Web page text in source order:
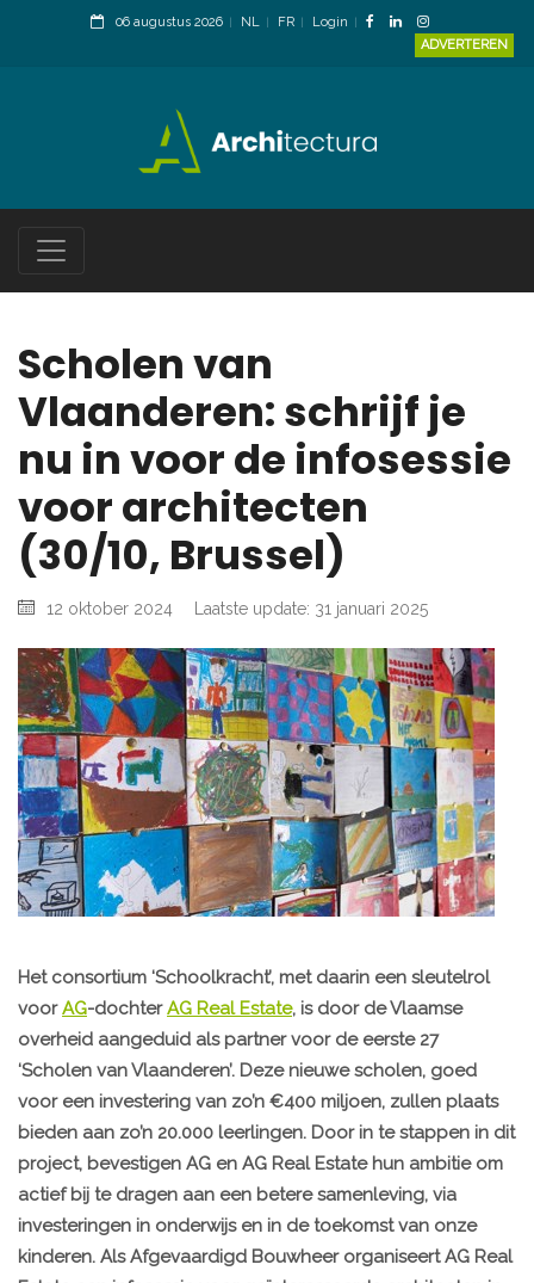
06 augustus 2026 NL FR
Login
ADVERTEREN
Scholen van
Vlaanderen: schrijf je
nu in voor de infosessie
voor architecten
(30/10, Brussel)
12 oktober 2024 Laatste update: 31 januari 2025
Het consortium ‘Schoolkracht’, met daarin een sleutelrol
voorAG-dochterAG Real Estate, is door de Vlaamse
overheid aangeduid als partner voor de eerste 27
‘Scholen van Vlaanderen’. Deze nieuwe scholen, goed
voor een investering van zo’n €400 miljoen, zullen plaats
bieden aan zo’n 20.000 leerlingen. Door in te stappen in dit
project, bevestigen AG en AG Real Estate hun ambitie om
actief bij te dragen aan een betere samenleving, via
investeringen in onderwijs en in de toekomst van onze
kinderen. Als Afgevaardigd Bouwheer organiseert AG Real